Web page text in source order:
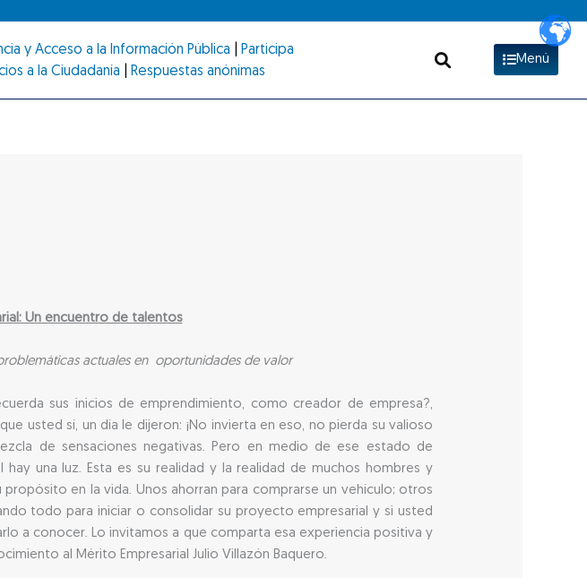
y Acceso a la Información Pública
Participa
a la Ciudadanía
Respuestas anónimas
Menú
Un encuentro de talentos
actuales en oportunidades de valor
sus inicios de emprendimiento, como creador de empresa?,
usted sí, un día le dijeron: ¡No invierta en eso, no pierda su valioso
de sensaciones negativas. Pero en medio de ese estado de
una luz. Esta es su realidad y la realidad de muchos hombres y
en la vida. Unos ahorran para comprarse un vehículo; otros
todo para iniciar o consolidar su proyecto empresarial y si usted
a conocer. Lo invitamos a que comparta esa experiencia positiva y
al Mérito Empresarial Julio Villazón Baquero.